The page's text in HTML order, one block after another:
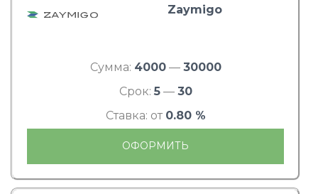
Zaymigo
Сумма: 4000— 30000
Срок: 5— 30
Ставка: от 0.80 %
ОФОРМИТЬ